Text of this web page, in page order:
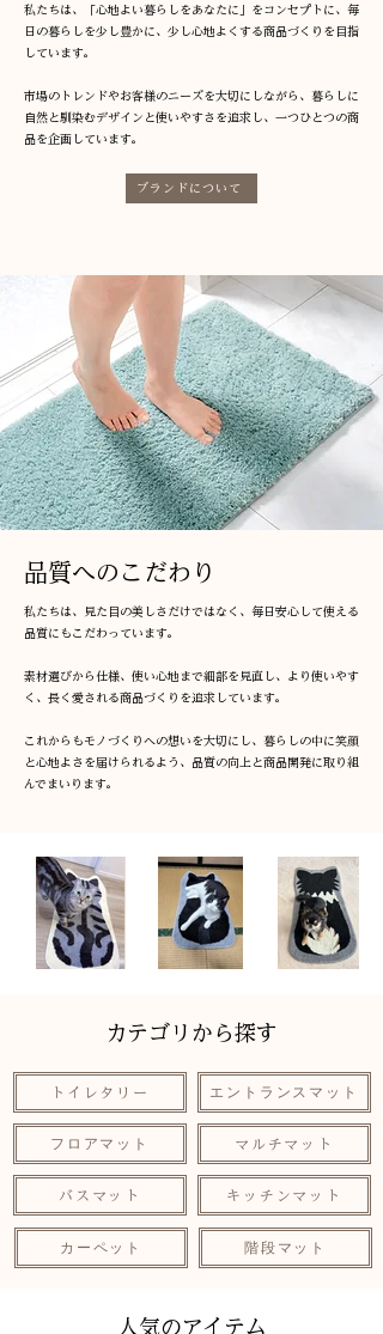
私たちは、「心地よい暮らしをあなたに」をコンセプトに、毎
日の暮らしを少し豊かに、少し心地よくする商品づくりを目指
しています。
​市場のトレンドやお客様のニーズを大切にしながら、暮らしに
自然と馴染むデザインと使いやすさを追求し、一つひとつの商
品を企画しています。
ブランドについて
品質へのこだわり
私たちは、見た目の美しさだけではなく、毎日安心して使える
品質にもこだわっています。
素材選びから仕様、使い心地まで細部を見直し、より使いやす
く、長く愛される商品づくりを追求しています。
​これからもモノづくりへの想いを大切にし、暮らしの中に笑顔
と心地よさを届けられるよう、品質の向上と商品開発に取り組
んでまいります。
​カテゴリから探す
トイレタリー エントランスマット
フロアマット マルチマット
バスマット キッチンマット
カーペット 階段マット
人気のアイテム